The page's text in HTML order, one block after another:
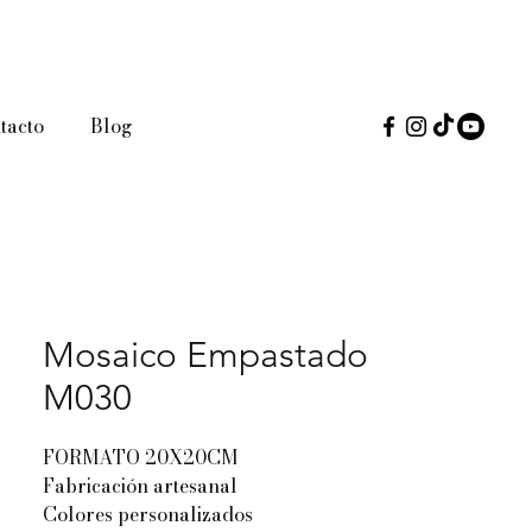
Blog
Mosaico Empastado
M030
FORMATO 20X20CM
Fabricación artesanal
Colores personalizados